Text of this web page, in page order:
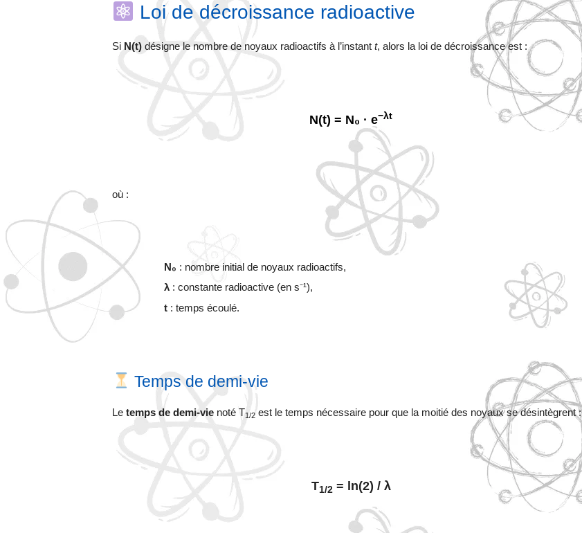
Loi de décroissance radioactive
Si N(t) désigne le nombre de noyaux radioactifs à l’instant t, alors la loi de décroissance est :
N(t) = N₀ · e−λt
où :
N₀ : nombre initial de noyaux radioactifs,
λ : constante radioactive (en s⁻¹),
t : temps écoulé.
Temps de demi-vie
Le temps de demi-vie noté T1/2 est le temps nécessaire pour que la moitié des noyaux se désintègrent :
T1/2 = ln(2) / λ